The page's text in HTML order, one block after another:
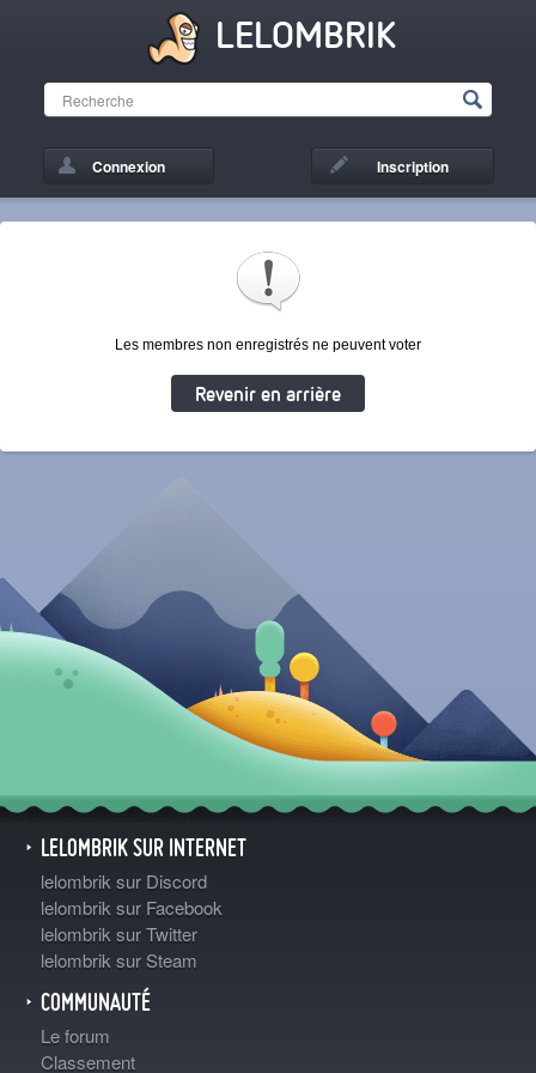
LELOMBRIK
Connexion Inscription
Les membres non enregistrés ne peuvent voter
Revenir en arrière
LELOMBRIK SUR INTERNET
lelombrik sur Discord
lelombrik sur Facebook
lelombrik sur Twitter
lelombrik sur Steam
COMMUNAUTÉ
Le forum
Classement